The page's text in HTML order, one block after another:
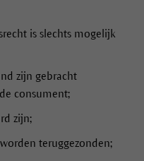
is slechts mogelijk
zijn gebracht
consument;
zijn;
teruggezonden;